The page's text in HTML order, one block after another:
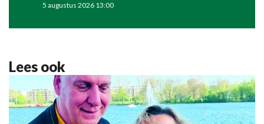
5 augustus 2026 13:00
Lees ook